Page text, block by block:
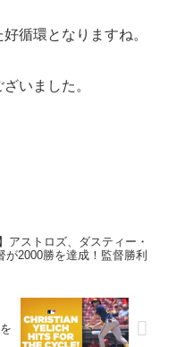
循環となりますね。
いました。
アストロズ、ダスティー・
が2000勝を達成！監督勝利